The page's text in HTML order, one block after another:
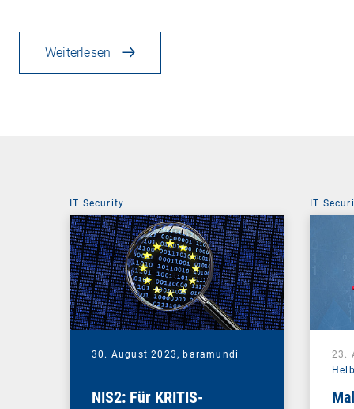
Weiterlesen
IT Security
30. August 2023,baramundi
NIS2: Für KRITIS-
IT
23.